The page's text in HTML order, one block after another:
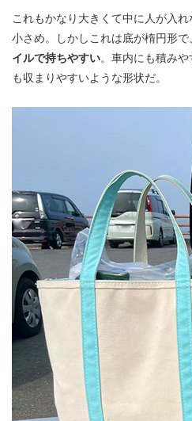
これもかなり大きくて中に人が入
小さめ。しかしこれは底が楕円形で、
イルで持ちやすい。車内にも積み
も収まりやすいような形状だ。